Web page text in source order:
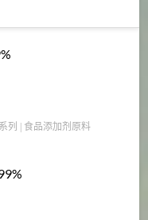
列 食品添加剂原料